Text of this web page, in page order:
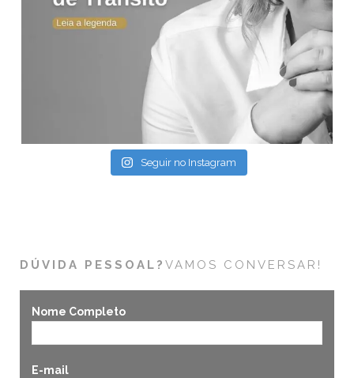
Seguir no Instagram
DÚVIDA PESSOAL? VAMOS CONVERSAR!
Nome Completo
E-mail